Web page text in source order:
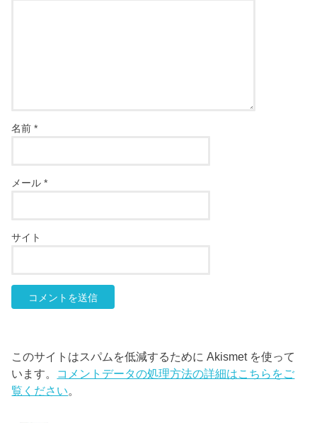
名前*
メール*
サイト
このサイトはスパムを低減するために Akismet を使って
います。 コメントデータの処理方法の詳細はこちらをご
覧ください。